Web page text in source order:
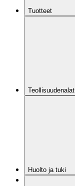
Tuotteet
Teollisuudenalat
Huolto ja tuki